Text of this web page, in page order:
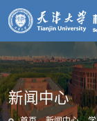
新闻中心